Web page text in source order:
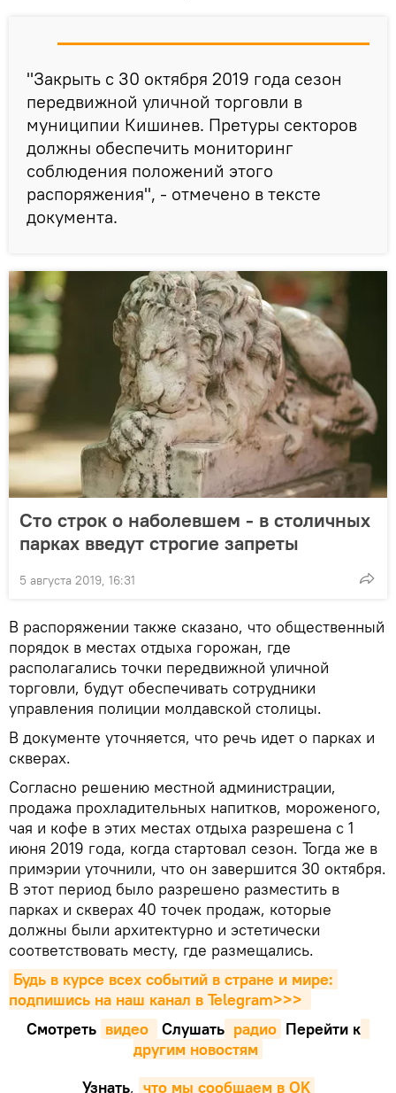
"Закрыть с 30 октября 2019 года сезон
передвижной уличной торговли в
муниципии Кишинев. Претуры секторов
должны обеспечить мониторинг
соблюдения положений этого
распоряжения", - отмечено в тексте
документа.
Сто строк о наболевшем - в столичных
парках введут строгие запреты
5 августа 2019, 16:31
В распоряжении также сказано, что общественный
порядок в местах отдыха горожан, где
располагались точки передвижной уличной
торговли, будут обеспечивать сотрудники
управления полиции молдавской столицы.
В документе уточняется, что речь идет о парках и
скверах.
Согласно решению местной администрации,
продажа прохладительных напитков, мороженого,
чая и кофе в этих местах отдыха разрешена с 1
июня 2019 года, когда стартовал сезон. Тогда же в
примэрии уточнили, что он завершится 30 октября.
В этот период было разрешено разместить в
парках и скверах 40 точек продаж, которые
должны были архитектурно и эстетически
соответствовать месту, где размещались.
Будь в курсе всех событий в стране и мире:
подпишись на наш канал в Telegram>>>
Смотреть видео Cлушать радио Перейти к
другим новостям
Узнать, что мы сообщаем в OK